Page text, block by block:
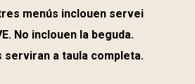
menús inclouen servei
No inclouen la beguda.
serviran a taula completa.